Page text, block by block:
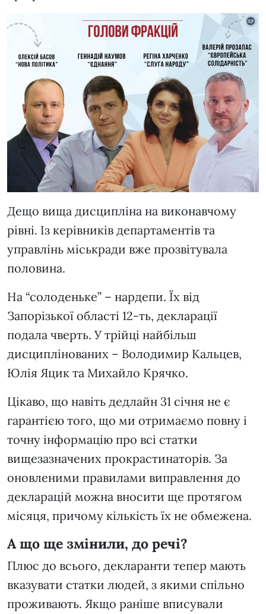
Дещо вища дисципліна на виконавчому
рівні. Із керівників департаментів та
управлінь міськради вже прозвітувала
половина.
На “солоденьке” – нардепи. Їх від
Запорізької області 12-ть, декларації
подала чверть. У трійці найбільш
дисциплінованих – Володимир Кальцев,
Юлія Яцик та Михайло Крячко.
Цікаво, що навіть дедлайн 31 січня не є
гарантією того, що ми отримаємо повну і
точну інформацію про всі статки
вищезазначених прокрастинаторів. За
оновленими правилами виправлення до
декларацій можна вносити ще протягом
місяця, причому кількість їх не обмежена.
А що ще змінили, до речі?
Плюс до всього, декларанти тепер мають
вказувати статки людей, з якими спільно
проживають. Якщо раніше вписували